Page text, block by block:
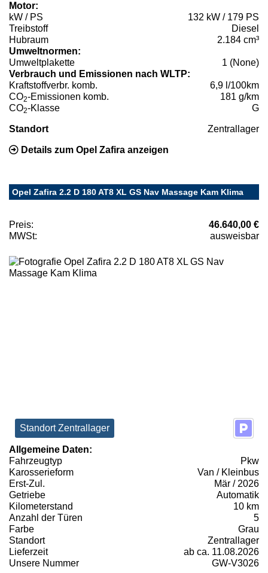
Motor:
kW / PS
132 kW / 179 PS
Treibstoff
Diesel
Hubraum
2.184 cm³
Umweltnormen:
Umweltplakette
1 (None)
Verbrauch und Emissionen nach WLTP:
Kraftstoffverbr. komb.
6,9 l/100km
CO2-Emissionen komb.
181 g/km
CO2-Klasse G
Standort Zentrallager
Details zum Opel Zafira anzeigen
Opel Zafira 2.2 D 180 AT8 XL GS Nav Massage Kam Klima
Preis:
46.640,00 €
MWSt:
ausweisbar
Standort Zentrallager
Allgemeine Daten:
Fahrzeugtyp
Pkw
Karosserieform
Van / Kleinbus
Erst-Zul.
Mär / 2026
Getriebe
Automatik
Kilometerstand
10 km
Anzahl der Türen
5
Farbe
Grau
Standort
Zentrallager
Lieferzeit
ab ca. 11.08.2026
Unsere Nummer
GW-V3026